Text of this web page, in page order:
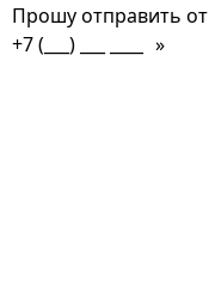
Прошу отправить
»